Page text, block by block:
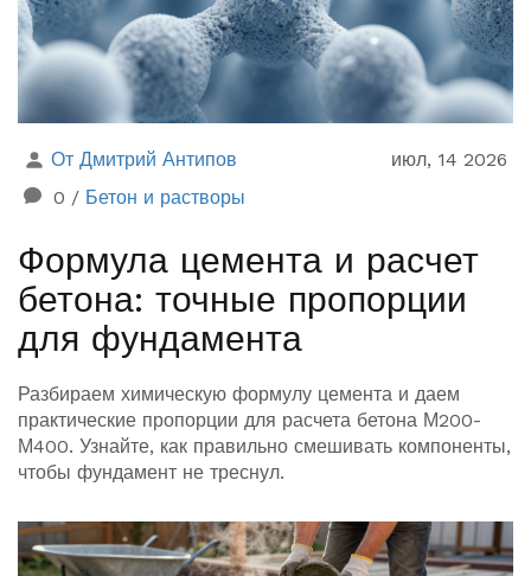
От Дмитрий Антипов
июл, 14 2026
0 / Бетон и растворы
Формула цемента и расчет
бетона: точные пропорции
для фундамента
Разбираем химическую формулу цемента и даем
практические пропорции для расчета бетона М200-
М400. Узнайте, как правильно смешивать компоненты,
чтобы фундамент не треснул.